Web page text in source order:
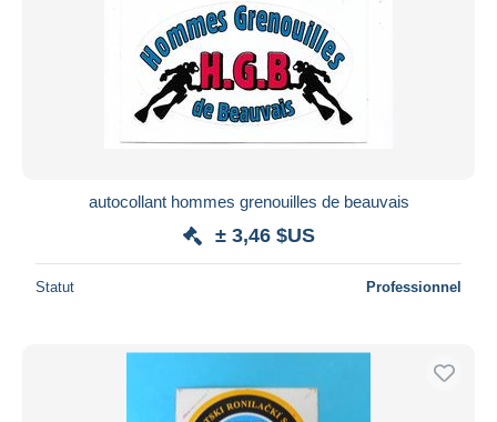
autocollant hommes grenouilles de beauvais
± 3,46 $US
Statut Professionnel